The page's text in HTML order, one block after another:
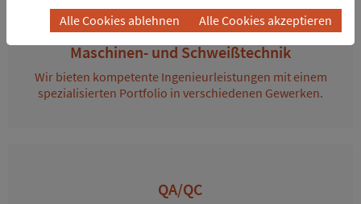
Maschinen- und Schweißtechnik
Wir bieten kompetente Ingenieurleistungen mit einem
spezialisierten Portfolio in verschiedenen Gewerken.
QA/QC
Alle Cookies ablehnen Alle Cookies akzeptieren